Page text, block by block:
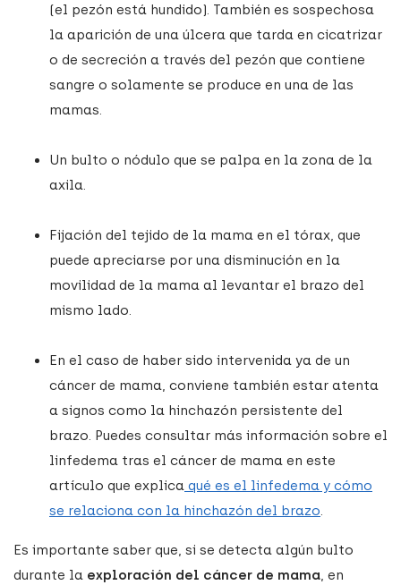
(el pezón está hundido). También es sospechosa
la aparición de una úlcera que tarda en cicatrizar
o de secreción a través del pezón que contiene
sangre o solamente se produce en una de las
mamas.
Un bulto o nódulo que se palpa en la zona de la
axila.
Fijación del tejido de la mama en el tórax, que
puede apreciarse por una disminución en la
movilidad de la mama al levantar el brazo del
mismo lado.
En el caso de haber sido intervenida ya de un
cáncer de mama, conviene también estar atenta
a signos como la hinchazón persistente del
brazo. Puedes consultar más información sobre el
linfedema tras el cáncer de mama en este
artículo que explica qué es el linfedema y cómo
se relaciona con la hinchazón del brazo.
Es importante saber que, si se detecta algún bulto
durante la exploración del cáncer de mama, en